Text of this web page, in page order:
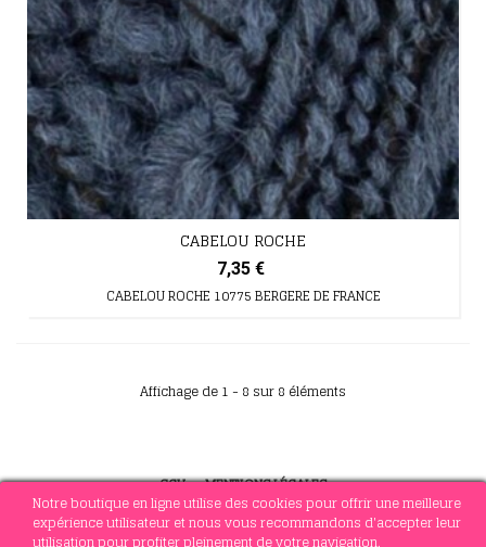
Notre boutique en ligne utilise des cookies pour offrir une meilleure
expérience utilisateur et nous vous recommandons d'accepter leur
utilisation pour profiter pleinement de votre navigation.
CABELOU ROCHE
7,35 €
CABELOU ROCHE 10775 BERGERE DE FRANCE
Affichage de 1 - 8 sur 8 éléments
CGV-MENTIONS LÉGALES